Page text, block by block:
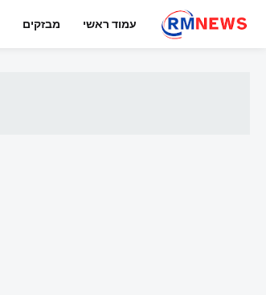
עמוד ראשי מבזקים